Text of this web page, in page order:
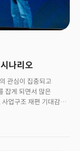
나리오
관심이 집중되고
잡게 되면서 많은
업구조 재편 기대감에
러에 거래를 마쳤다.